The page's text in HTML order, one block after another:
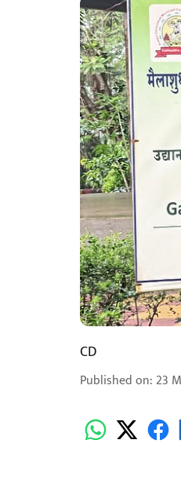
CD
Published on: 23